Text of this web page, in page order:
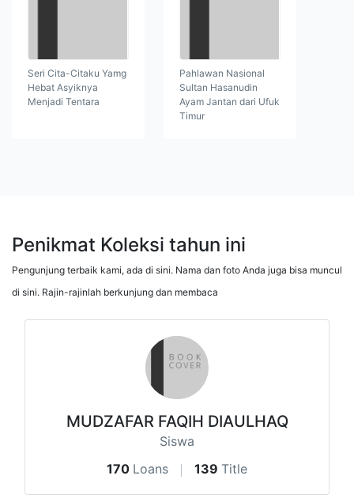
Seri Cita-Citaku Yamg
Hebat Asyiknya
Menjadi Tentara
Pahlawan Nasional
Sultan Hasanudin
Ayam Jantan dari Ufuk
Timur
Penikmat Koleksi tahun ini
Pengunjung terbaik kami, ada di sini. Nama dan foto Anda juga bisa muncul
di sini. Rajin-rajinlah berkunjung dan membaca
MUDZAFAR FAQIH DIAULHAQ
Siswa
170 Loans 139 Title